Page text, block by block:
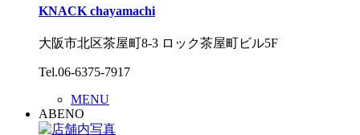
KNACK chayamachi
大阪市北区茶屋町8-3 ロック茶屋町ビル5F
Tel.06-6375-7917
MENU
ABENO